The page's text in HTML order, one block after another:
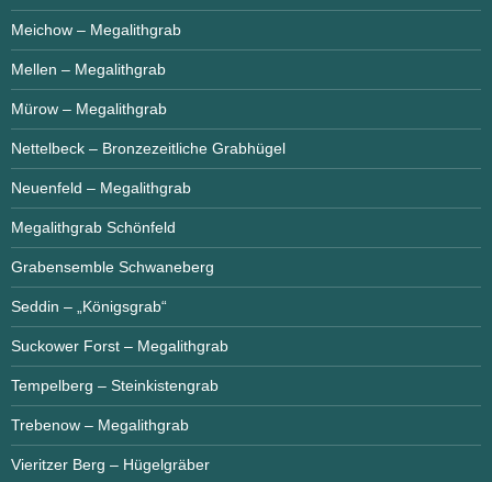
Meichow – Megalithgrab
Mellen – Megalithgrab
Mürow – Megalithgrab
Nettelbeck – Bronzezeitliche Grabhügel
Neuenfeld – Megalithgrab
Megalithgrab Schönfeld
Grabensemble Schwaneberg
Seddin – „Königsgrab“
Suckower Forst – Megalithgrab
Tempelberg – Steinkistengrab
Trebenow – Megalithgrab
Vieritzer Berg – Hügelgräber